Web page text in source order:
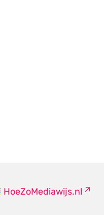
HoeZoMediawijs.nl